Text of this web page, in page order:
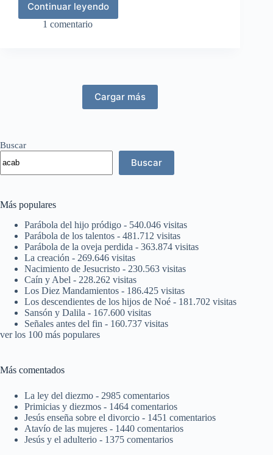
Continuar leyendo
David
trae
1 comentario
Cargar más
Buscar
Buscar
Más populares
Parábola del hijo pródigo - 540.046 visitas
Parábola de los talentos - 481.712 visitas
Parábola de la oveja perdida - 363.874 visitas
La creación - 269.646 visitas
Nacimiento de Jesucristo - 230.563 visitas
Caín y Abel - 228.262 visitas
Los Diez Mandamientos - 186.425 visitas
Los descendientes de los hijos de Noé - 181.702 visitas
Sansón y Dalila - 167.600 visitas
Señales antes del fin - 160.737 visitas
ver los 100 más populares
Más comentados
La ley del diezmo - 2985 comentarios
Primicias y diezmos - 1464 comentarios
Jesús enseña sobre el divorcio - 1451 comentarios
Atavío de las mujeres - 1440 comentarios
Jesús y el adulterio - 1375 comentarios